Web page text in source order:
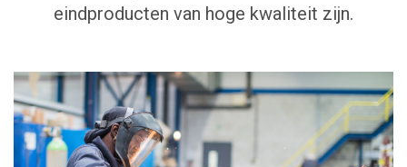
eindproducten van hoge kwaliteit zijn.